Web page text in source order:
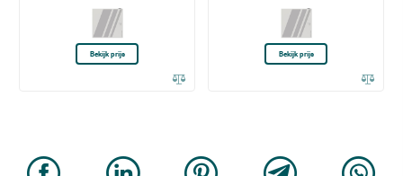
Bekijk prijs Bekijk prijs